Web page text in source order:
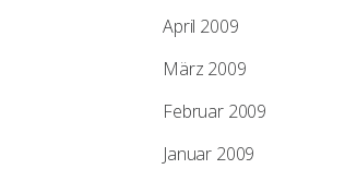
April 2009
März 2009
Februar 2009
Januar 2009